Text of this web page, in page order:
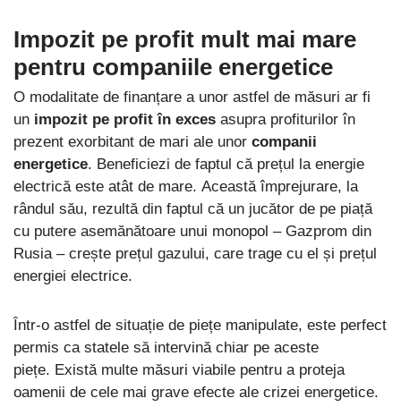
Impozit pe profit mult mai mare
pentru companiile energetice
O modalitate de finanțare a unor astfel de măsuri ar fi
un impozit pe profit în exces asupra profiturilor în
prezent exorbitant de mari ale unor companii
energetice. Beneficiezi de faptul că prețul la energie
electrică este atât de mare. Această împrejurare, la
rândul său, rezultă din faptul că un jucător de pe piață
cu putere asemănătoare unui monopol – Gazprom din
Rusia – crește prețul gazului, care trage cu el și prețul
energiei electrice.
Într-o astfel de situație de piețe manipulate, este perfect
permis ca statele să intervină chiar pe aceste
piețe. Există multe măsuri viabile pentru a proteja
oamenii de cele mai grave efecte ale crizei energetice.